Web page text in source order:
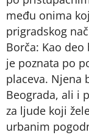
među onima
prigradskog
Borča: Kao
je poznata po
placeva. Njena
Beograda, ali i
za ljude koji
urbanim